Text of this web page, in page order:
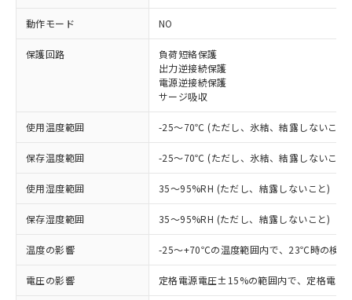
動作モード NO
保護回路
負荷短絡保護
出力逆接続保護
電源逆接続保護
サージ吸収
使用温度範囲 -25～70℃ (ただし、氷結、結露しないこと)
保存温度範囲 -25～70℃ (ただし、氷結、結露しないこと)
使用湿度範囲 35～95%RH (ただし、結露しないこと)
保存湿度範囲 35～95%RH (ただし、結露しないこと)
温度の影響 -25～+70℃の温度範囲内で、23℃時の検
電圧の影響 定格電源電圧±15%の範囲内で、定格電
ご利用条件
以下の条件をお読みいただき、同意のうえ
ご利用ください。
本サービスは、当社制御機器事業取扱
商品の当社在庫状況および標準価格
(税抜)を提供させていただくもので
当社制御機器事業取扱商品の中には、
本サービスの対象外となる商品もある
ことをご了承ください。
対応済み：EU RoHS指令（10物質）の
非含有に対応した製品が提供可能な商品で
対応予定：EU RoHS指令（10物質）の非含
有に対応した製品に切り替える予定のある
商品です。
対応予定なし：EU RoHS指令（10物質）の
非含有に非対応の商品で、対応品を出す予
定はありません。
調査・確認中：EU RoHS指令（10物質）の
非含有の対応状況を調査中または確認中の
商品です。
非該当品：ライセンス料など無形物で、有
害物質有無と関係のない商品です。
いたものが、含有品と判明した場合などや
※1 中国RoHS○×表
「○」：最大均質材料含有率が中国RoHSの
基準値以下であることを示します。
「×」：最大均質材料含有率が中国RoHSの
基準値を超えていることを示します。